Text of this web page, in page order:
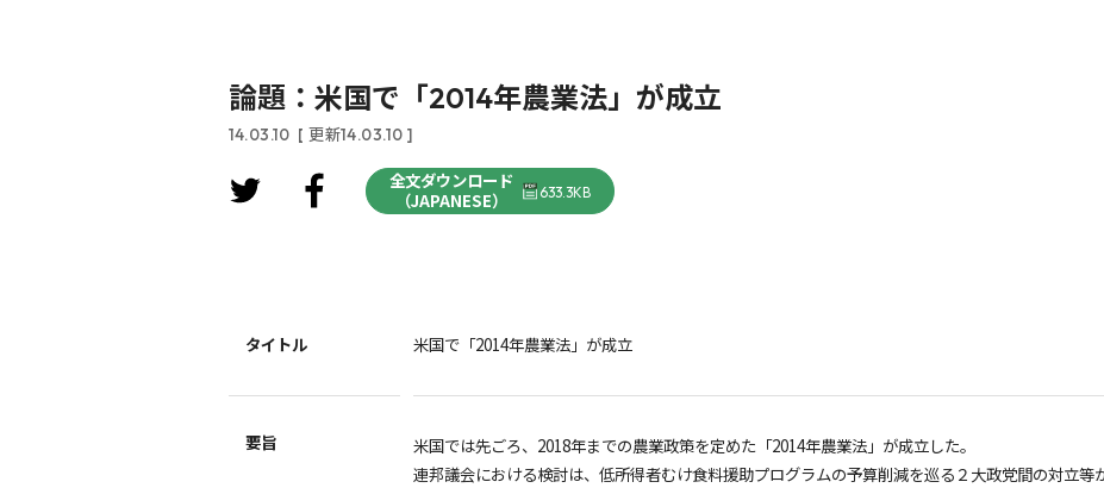
論題：米国で「2014年農業法」が成立
14.03.10 [ 更新14.03.10 ]
全文ダウンロード
（JAPANESE）
633.3KB
タイトル 米国で「2014年農業法」が成立
要旨
米国では先ごろ、2018年までの農業政策を定めた「2014年農業法」が成立した。
連邦議会における検討は、低所得者むけ食料援助プログラムの予算削減を巡る２大政党間の対立